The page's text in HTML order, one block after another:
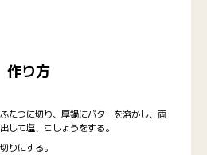
作り方
たつに切り、厚鍋にバターを溶かし、両
して塩、こしょうをする。
りにする。